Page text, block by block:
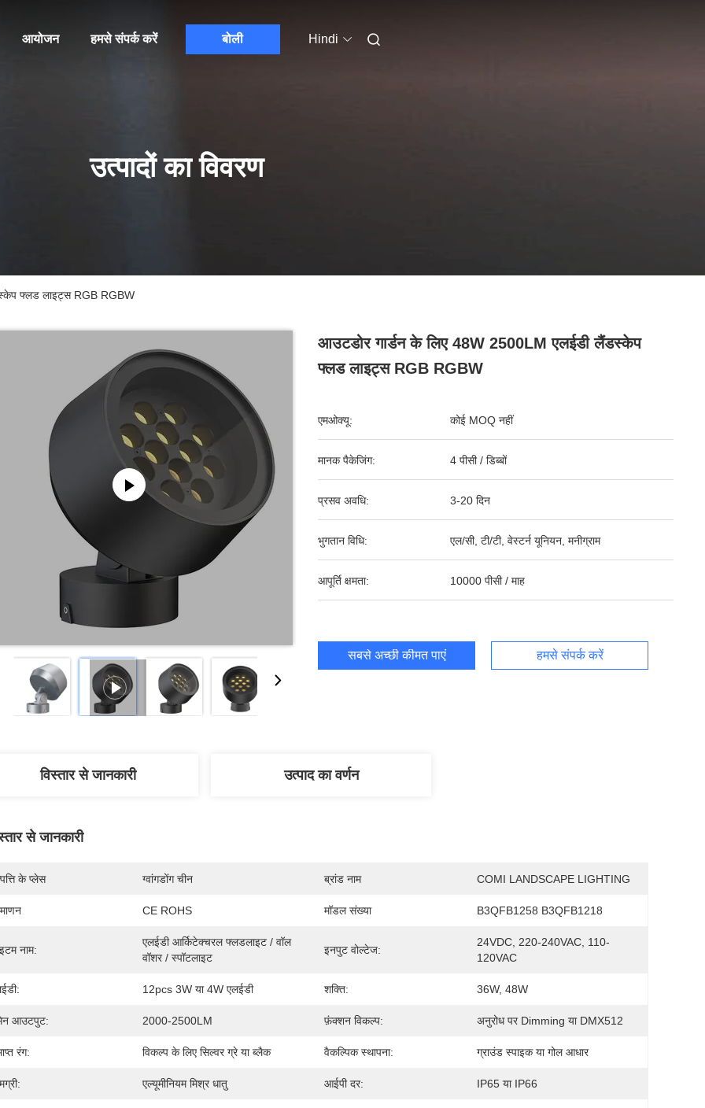
आयोजन हमसे संपर्क करें बोली Hindi
उत्पादों का विवरण
फ्लड लाइट्स RGB RGBW
आउटडोर गार्डन के लिए 48W 2500LM एलईडी लैंडस्केप
फ्लड लाइट्स RGB RGBW
एमओक्यू: कोई MOQ नहीं
मानक पैकेजिंग: 4 पीसी / डिब्बों
प्रसव अवधि: 3-20 दिन
भुगतान विधि: एल/सी, टी/टी, वेस्टर्न यूनियन, मनीग्राम
आपूर्ति क्षमता: 10000 पीसी / माह
सबसे अच्छी कीमत पाएं हमसे संपर्क करें
विस्तार से जानकारी उत्पाद का वर्णन
से जानकारी
के प्लेस ग्वांगडोंग चीन ब्रांड नाम COMI LANDSCAPE LIGHTING
CE ROHS मॉडल संख्या B3QFB1258 B3QFB1218
नाम:
एलईडी आर्किटेक्चरल फ्लडलाइट / वॉल
वॉशर / स्पॉटलाइट
इनपुट वोल्टेज:
24VDC, 220-240VAC, 110-
120VAC
12pcs 3W या 4W एलईडी शक्ति: 36W, 48W
आउटपुट: 2000-2500LM फ़ंक्शन विकल्प: अनुरोध पर Dimming या DMX512
रंग: विकल्प के लिए सिल्वर ग्रे या ब्लैक वैकल्पिक स्थापना: ग्राउंड स्पाइक या गोल आधार
एल्यूमीनियम मिश्र धातु आईपी ​​दर: IP65 या IP66